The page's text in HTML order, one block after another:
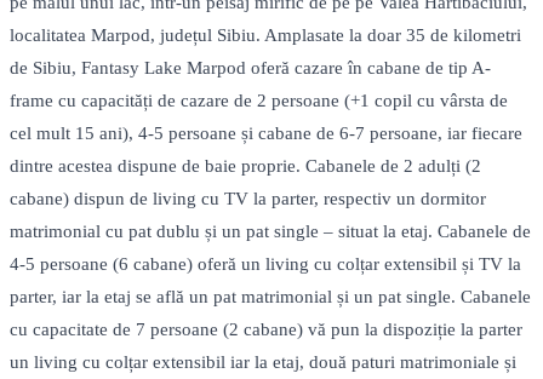
localitatea Marpod, județul Sibiu. Amplasate la doar 35 de kilometri
de Sibiu, Fantasy Lake Marpod oferă cazare în cabane de tip A-
frame cu capacități de cazare de 2 persoane (+1 copil cu vârsta de
cel mult 15 ani), 4-5 persoane și cabane de 6-7 persoane, iar fiecare
dintre acestea dispune de baie proprie. Cabanele de 2 adulți (2
cabane) dispun de living cu TV la parter, respectiv un dormitor
matrimonial cu pat dublu și un pat single – situat la etaj. Cabanele de
4-5 persoane (6 cabane) oferă un living cu colțar extensibil și TV la
parter, iar la etaj se află un pat matrimonial și un pat single. Cabanele
cu capacitate de 7 persoane (2 cabane) vă pun la dispoziție la parter
un living cu colțar extensibil iar la etaj, două paturi matrimoniale și